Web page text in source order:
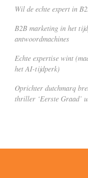
Wil de echte expert in
B2B marketing in het
antwoordmachines
Echte expertise wint
het AI-tijdperk)
Oprichter dutchmarq
thriller ‘Eerste Graad’